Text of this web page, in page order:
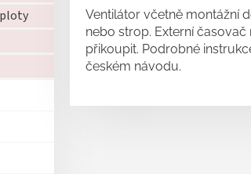
Ventilátor včetně montážní
nebo strop. Externí
přikoupit. Podrobné
českém návodu.